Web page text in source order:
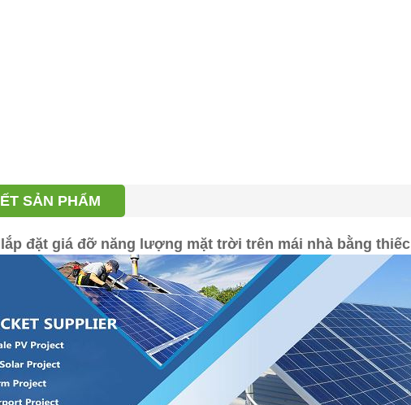
SẢN PHẨM
đặt giá đỡ năng lượng mặt trời trên mái nhà bằng thiếc